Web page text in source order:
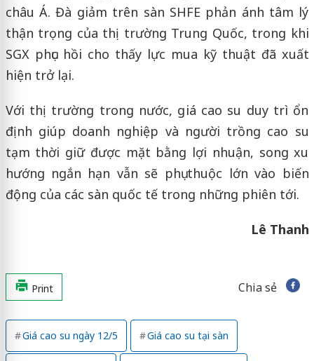
châu Á. Đà giảm trên sàn SHFE phản ánh tâm lý
thận trọng của thị trường Trung Quốc, trong khi
SGX phục hồi cho thấy lực mua kỹ thuật đã xuất
hiện trở lại.
Với thị trường trong nước, giá cao su duy trì ổn
định giúp doanh nghiệp và người trồng cao su
tạm thời giữ được mặt bằng lợi nhuận, song xu
hướng ngắn hạn vẫn sẽ phụ thuộc lớn vào biến
động của các sàn quốc tế trong những phiên tới.
Lê Thanh
Print Chia sẻ
Giá cao su ngày 12/5 Giá cao su tại sàn